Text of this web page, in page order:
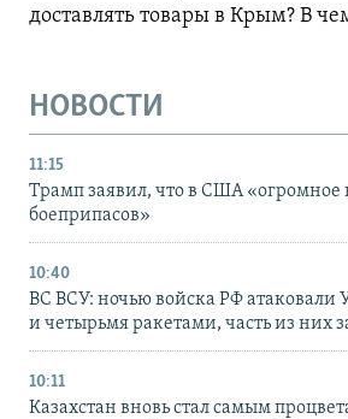
доставлять товары в Крым? В
НОВОСТИ
11:15
Трамп заявил, что в США «огромное
боеприпасов»
10:40
ВС ВСУ: ночью войска РФ атаковали
и четырьмя ракетами, часть из них
10:11
Казахстан вновь стал самым